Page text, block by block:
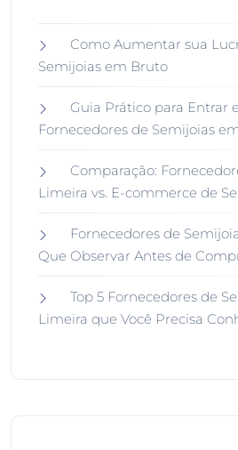
Como Aumentar sua
Semijoias em Bruto
Guia Prático para Entrar
Fornecedores de Semijoias
Comparação:
Limeira vs. E-commerce de
Fornecedores de
Que Observar Antes de
Top 5 Fornecedores de
Limeira que Você Precisa